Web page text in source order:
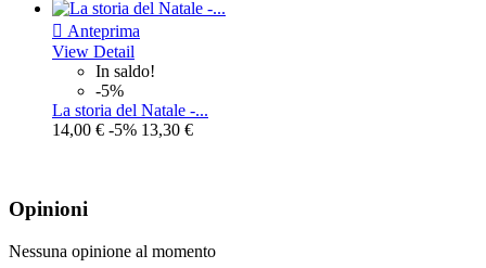
 Anteprima
View Detail
In saldo!
-5%
La storia del Natale -...
14,00 € -5% 13,30 €
Opinioni
Nessuna opinione al momento